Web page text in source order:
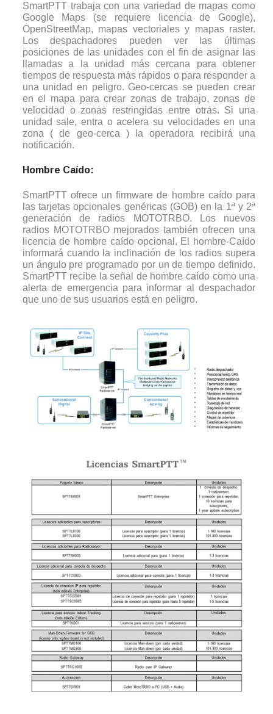
SmartPTT trabaja con una variedad de mapas como
Google Maps (se requiere licencia de Google),
OpenStreetMap, mapas vectoriales y mapas raster.
Los despachadores pueden ver las últimas
posiciones de las unidades con el fin de asignar las
llamadas a la unidad más cercana para obtener
tiempos de respuesta más rápidos o para responder a
una unidad en peligro. Geo-cercas se pueden crear
en el mapa para crear zonas de trabajo, zonas de
velocidad o zonas restringidas entre otras. Si una
unidad sale, entra o acelera su velocidades en una
zona ( de geo-cerca ) la operadora recibirá una
notificación.
Hombre Caído:
SmartPTT ofrece un firmware de hombre caído para
las tarjetas opcionales genéricas (GOB) en la 1ª y 2ª
generación de radios MOTOTRBO. Los nuevos
radios MOTOTRBO mejorados también ofrecen una
licencia de hombre caído opcional. El hombre-Caído
informará cuando la inclinación de los radios supera
un ángulo pre programado por un de tiempo definido.
SmartPTT recibe la señal de hombre caído como una
alerta de emergencia para informar al despachador
que uno de sus usuarios está en peligro.